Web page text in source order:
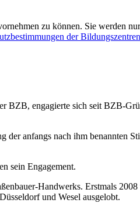
zu können. Sie werden
der
BZB, engagierte sich seit BZB-
der anfangs nach ihm benannten
sein Engagement.
Handwerks. Erstmals
und Wesel ausgelobt.